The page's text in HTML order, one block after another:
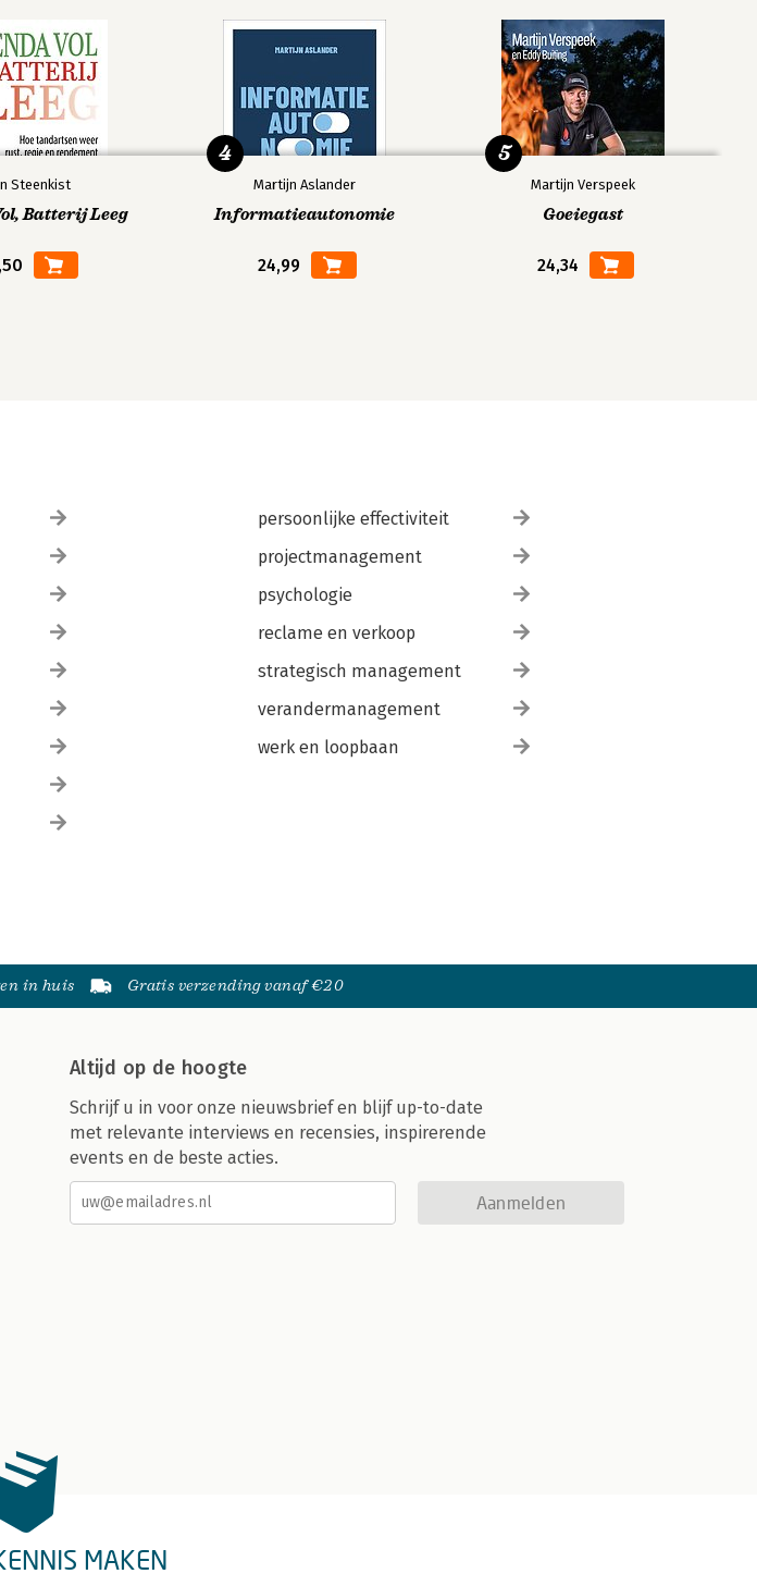
Steenkist
Batterij Leeg
Martijn Aslander
Informatieautonomie
24,99
4
Martijn Verspeek
Goeiegast
24,34
5
persoonlijke effectiviteit
projectmanagement
psychologie
reclame en verkoop
strategisch management
verandermanagement
werk en loopbaan
in huis Gratis verzending vanaf €20
Altijd op de hoogte
Schrijf u in voor onze nieuwsbrief en blijf up-to-date
met relevante interviews en recensies, inspirerende
events en de beste acties.
Aanmelden
MAKEN